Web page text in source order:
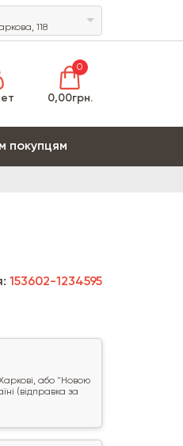
118
0
0,00грн.
покупцям
153602-1234595
або "Новою
(відправка за